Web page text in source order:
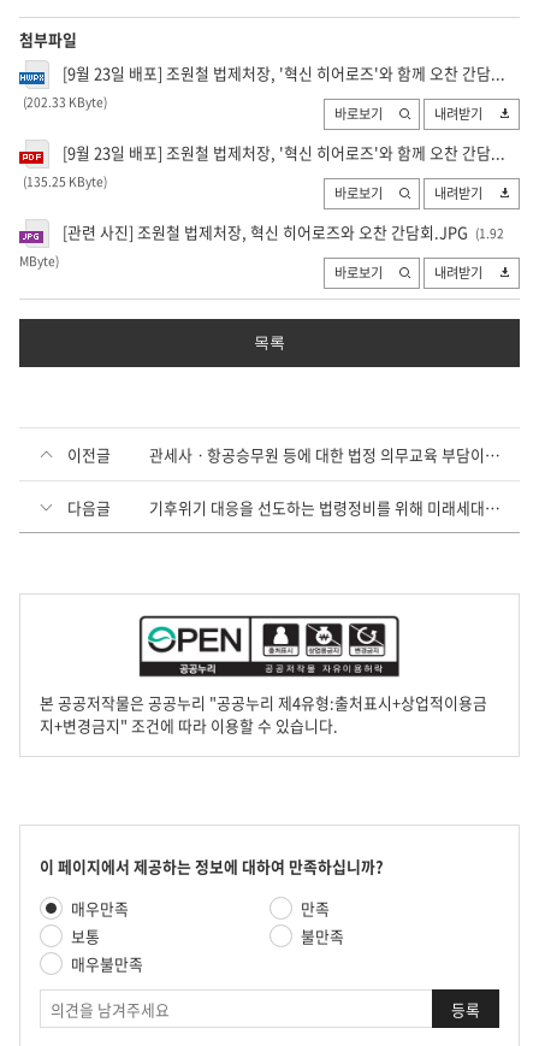
첨부파일
[9월 23일 배포] 조원철 법제처장, '혁신 히어로즈'와 함께 오찬 간담...
(202.33 KByte)
바로보기 내려받기
[9월 23일 배포] 조원철 법제처장, '혁신 히어로즈'와 함께 오찬 간담...
(135.25 KByte)
바로보기 내려받기
[관련 사진] 조원철 법제처장, 혁신 히어로즈와 오찬 간담회.JPG (1.92
MByte)
바로보기 내려받기
목록
이전글 관세사ㆍ항공승무원 등에 대한 법정 의무교육 부담이 완화됩니다
다음글 기후위기 대응을 선도하는 법령정비를 위해 미래세대 주인공인 청년의 목소리를 듣겠습니다
본 공공저작물은 공공누리 "공공누리 제4유형:출처표시+상업적이용금
지+변경금지" 조건에 따라 이용할 수 있습니다.
콘
츠
만
족
도
조
사
이 페이지에서 제공하는 정보에 대하여 만족하십니까?
만
족
도
평
가
매우만족
만족
보통
불만족
매우불만족
견